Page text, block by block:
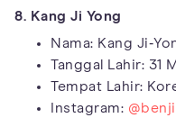
8. Kang Ji Yong
Nama: Kang
Tanggal Lahir: 31
Tempat Lahir:
Instagram: